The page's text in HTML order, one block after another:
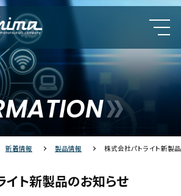
新着情報 製品情報 株式会社パトライト新製
イト新製品のお知らせ